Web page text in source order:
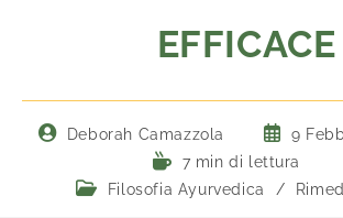
EFFICACE
Deborah Camazzola
9
7 min di lettura
Filosofia Ayurvedica
/